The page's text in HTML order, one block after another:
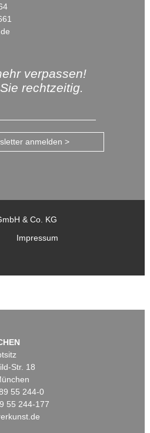
verpassen!
rechtzeitig.
anmelden >
& Co. KG
Impressum
Str. 18
55 244-0
55 244-177